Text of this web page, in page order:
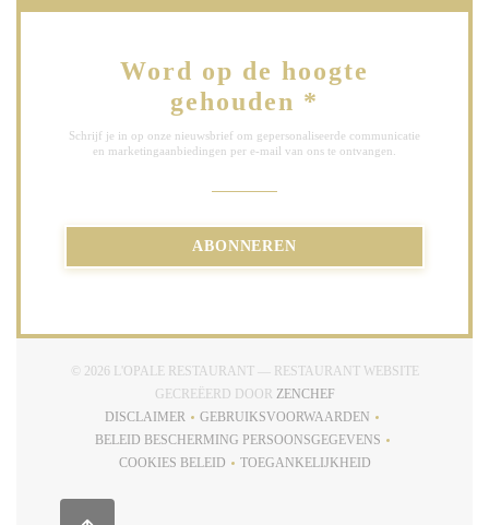
Word op de hoogte
gehouden *
Schrijf je in op onze nieuwsbrief om gepersonaliseerde communicatie
en marketingaanbiedingen per e-mail van ons te ontvangen.
ABONNEREN
© 2026 L'OPALE RESTAURANT — RESTAURANT WEBSITE
GECREËERD DOOR ZENCHEF((OPENT IN EEN NIEUW
DISCLAIMER
GEBRUIKSVOORWAARDEN
BELEID BESCHERMING PERSOONSGEGEVENS
COOKIES BELEID
TOEGANKELIJKHEID